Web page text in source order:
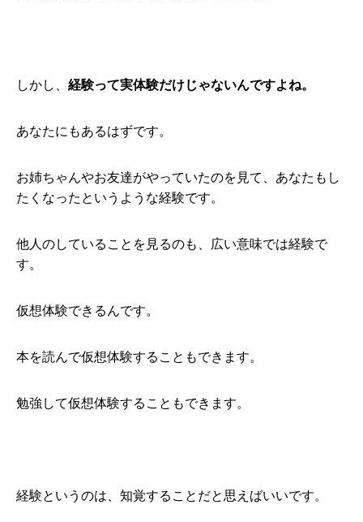
しかし、 経験って実体験だけじゃないんですよね。
あなたにもあるはずです。
お姉ちゃんやお友達がやっていたのを見て、あなたもし
たくなったというような経験です。
他人のしていることを見るのも、広い意味では経験で
す。
仮想体験できるんです。
本を読んで仮想体験することもできます。
勉強して仮想体験することもできます。
経験というのは、知覚することだと思えばいいです。